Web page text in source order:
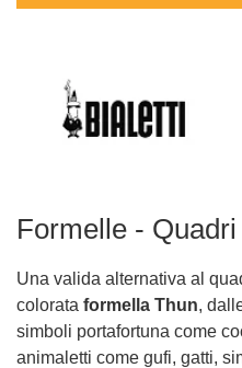
Formelle -
Una valida alternativa al
colorata formella Thun,
simboli portafortuna come
animaletti come gufi, gatti,